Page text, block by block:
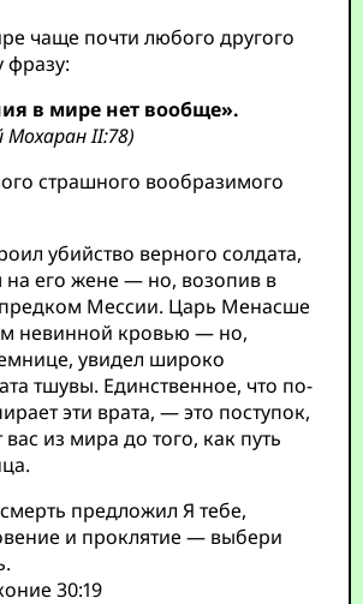
чаще почти любого другого
фразу:
в мире нет вообще».
Мохаран II:78)
страшного вообразимого
убийство верного солдата,
на его жене — но, возопив в
предком Мессии. Царь Менасше
невинной кровью — но,
увидел широко
тшувы. Единственное, что по-
эти врата, — это поступок,
из мира до того, как путь
предложил Я тебе,
и проклятие — выбери
30:19